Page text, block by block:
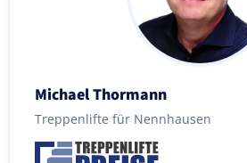
Michael Thormann
Treppenlifte für Nennhausen